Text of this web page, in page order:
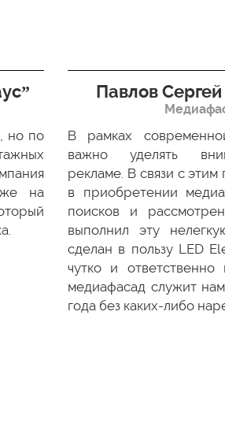
но по
же на
Павлов
В рамках
важно уделять
рекламе. В связи с этим
в приобретении
поисков и
выполнил эту
сделан в пользу LED
чутко и
медиафасад служит
года без каких-либо